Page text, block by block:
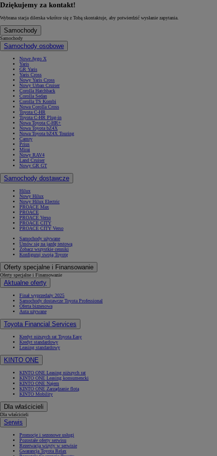
Dziękujemy za kontakt!
Wybrana stacja dilerska wkrótce się z Tobą skontaktuje, aby potwierdzić wysłanie zapytania.
Samochody
Samochody
Samochody osobowe
Nowe Aygo X
Yaris
GR Yaris
Yaris Cross
Nowy Yaris Cross
Nowy Urban Cruiser
Corolla Hatchback
Corolla Sedan
Corolla TS Kombi
Nowa Corolla Cross
Toyota C-HR
Toyota C-HR Plug-in
Nowa Toyota C-HR+
Nowa Toyota bZ4X
Nowa Toyota bZ4X Touring
Camry
Prius
Mirai
Nowy RAV4
Land Cruiser
Nowy GR GT
Samochody dostawcze
Hilux
Nowy Hilux
Nowy Hilux Electric
PROACE Max
PROACE
PROACE Verso
PROACE CITY
PROACE CITY Verso
Samochody używane
Umów się na jazdę testową
Zobacz wszystkie cenniki
Konfiguruj swoją Toyotę
Oferty specjalne i Finansowanie
Oferty specjalne i Finansowanie
Aktualne oferty
Finał wyprzedaży 2025
Samochody dostawcze Toyota Professional
Oferta biznesowa
Auta używane
Toyota Financial Services
Kredyt niższych rat Toyota Easy
Kredyt standardowy
Leasing standardowy
KINTO ONE
KINTO ONE Leasing niższych rat
KINTO ONE Leasing konsumencki
KINTO ONE Najem
KINTO ONE Zarządzanie flotą
KINTO Mobility
Dla właścicieli
Dla właścicieli
Serwis
Promocje i sezonowe usługi
Pozostałe oferty serwisu
Rezerwacja wizyty w serwisie
Gwarancja Toyota Relax